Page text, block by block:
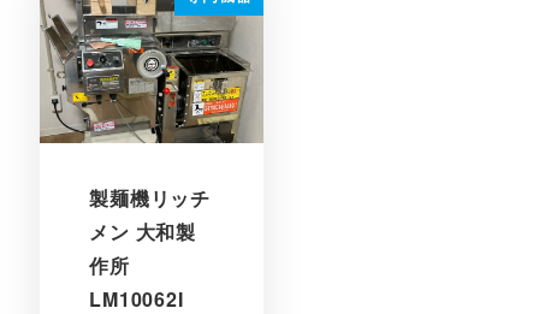
製麺機リッチ
メン 大和製
作所
LM10062I